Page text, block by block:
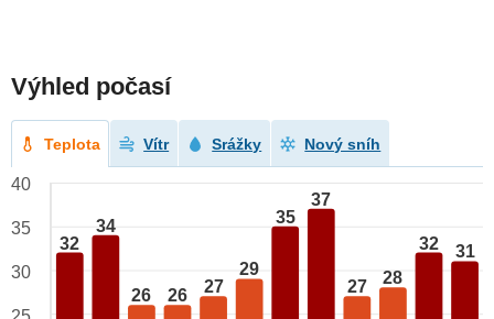
Výhled počasí
Teplota Vítr Srážky Nový sníh
32
34
26 26 27
29
35
37
27 28
32 31
40
35
30